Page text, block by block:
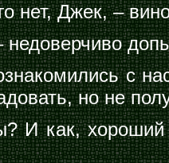
нет, Джек, –
недоверчиво
с
но не
И как,